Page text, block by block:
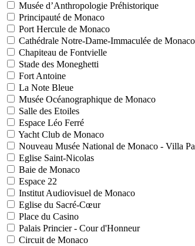
Musée d’Anthropologie Préhistorique
Principauté de Monaco
Port Hercule de Monaco
Cathédrale Notre-Dame-Immaculée de Monaco
Chapiteau de Fontvielle
Stade des Moneghetti
Fort Antoine
La Note Bleue
Musée Océanographique de Monaco
Salle des Etoiles
Espace Léo Ferré
Yacht Club de Monaco
Nouveau Musée National de Monaco - Villa
Eglise Saint-Nicolas
Baie de Monaco
Espace 22
Institut Audiovisuel de Monaco
Eglise du Sacré-Cœur
Place du Casino
Palais Princier - Cour d'Honneur
Circuit de Monaco